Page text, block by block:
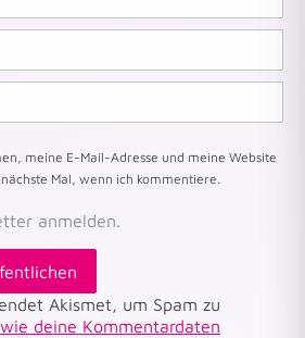
meine E-Mail-Adresse und meine Website
Mal, wenn ich kommentiere.
anmelden.
Akismet, um Spam zu
deine Kommentardaten